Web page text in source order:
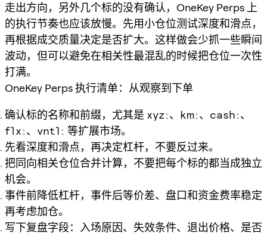
走出方向，另外几个标的没有确认，OneKey Perps 上
的执行节奏也应该放慢。先用小仓位测试深度和滑点，
再根据成交质量决定是否扩大。这样做会少抓一些瞬间
波动，但可以避免在相关性最混乱的时候把仓位一次性
打满。
OneKey Perps 执行清单：从观察到下单
确认标的名称和前缀，尤其是 xyz:、 km:、 cash:、
flx:、 vntl: 等扩展市场。
先看深度和滑点，再决定杠杆，不要反过来。
把同向相关仓位合并计算，不要把每个标的都当成独立
机会。
事件前降低杠杆，事件后等价差、盘口和资金费率稳定
再考虑加仓。
写下复盘字段：入场原因、失效条件、退出价格、是否